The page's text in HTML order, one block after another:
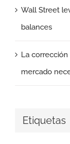
Wall Street
balances
La
mercado
Etiquetas